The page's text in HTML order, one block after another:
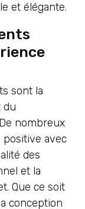
et élégante.
sont la
du
nombreux
avec
des
et la
Que ce soit
conception